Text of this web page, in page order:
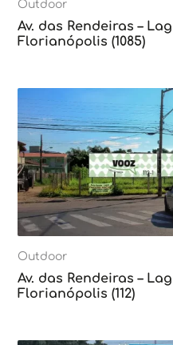
Outdoor
Av. das Rendeiras –
Florianópolis (1085)
Outdoor
Av. das Rendeiras –
Florianópolis (112)